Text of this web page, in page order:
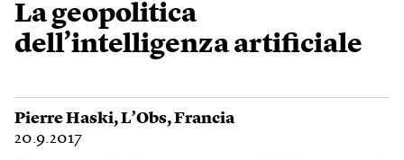
La geopolitica
dell’intelligenza artificiale
Pierre Haski,L’Obs,Francia
20.9.2017